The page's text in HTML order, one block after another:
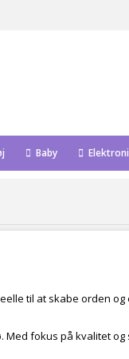
Baby
til at skabe orden
fokus på kvalitet